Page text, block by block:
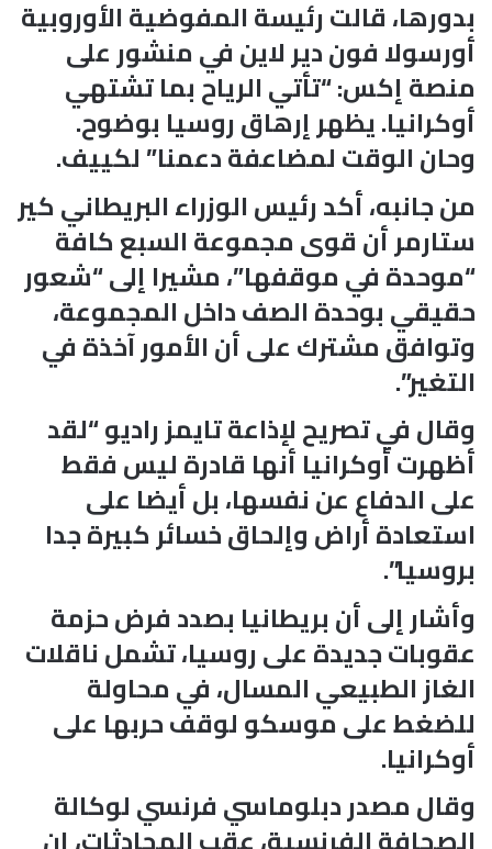
بدورها، قالت رئيسة المفوضية الأوروبية
أورسولا فون دير لاين في منشور على
منصة إكس: “تأتي الرياح بما تشتهي
أوكرانيا. يظهر إرهاق روسيا بوضوح.
وحان الوقت لمضاعفة دعمنا” لكييف.
من جانبه، أكد رئيس الوزراء البريطاني كير
ستارمر أن قوى مجموعة السبع كافة
“موحدة في موقفها”، مشيرا إلى “شعور
حقيقي بوحدة الصف داخل المجموعة،
وتوافق مشترك على أن الأمور آخذة في
التغير”.
وقال في تصريح لإذاعة تايمز راديو “لقد
أظهرت أوكرانيا أنها قادرة ليس فقط
على الدفاع عن نفسها، بل أيضا على
استعادة أراض وإلحاق خسائر كبيرة جدا
بروسيا”.
وأشار إلى أن بريطانيا بصدد فرض حزمة
عقوبات جديدة على روسيا، تشمل ناقلات
الغاز الطبيعي المسال، في محاولة
للضغط على موسكو لوقف حربها على
أوكرانيا.
وقال مصدر دبلوماسي فرنسي لوكالة